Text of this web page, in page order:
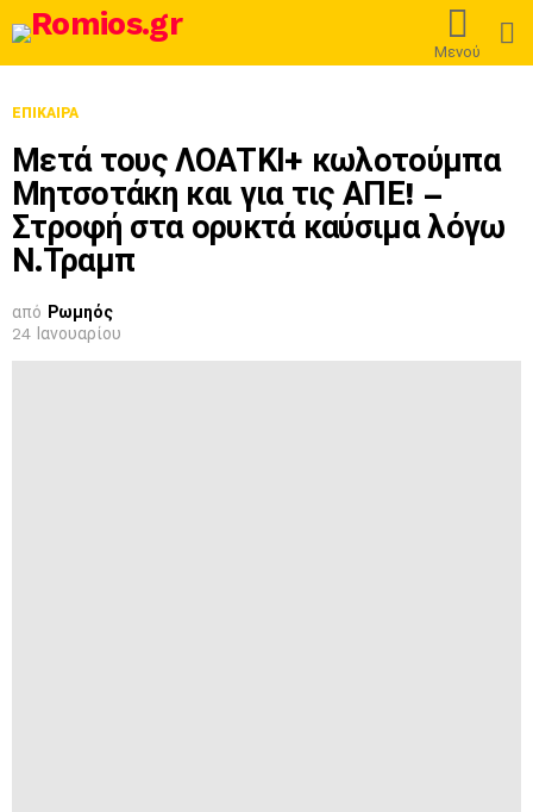
Μενού
ΕΠΊΚΑΙΡΑ
Μετά τους ΛΟΑΤΚΙ+ κωλοτούμπα
Μητσοτάκη και για τις ΑΠΕ! –
Στροφή στα ορυκτά καύσιμα λόγω
Ν.Τραμπ
από Ρωμηός
24 Ιανουαρίου